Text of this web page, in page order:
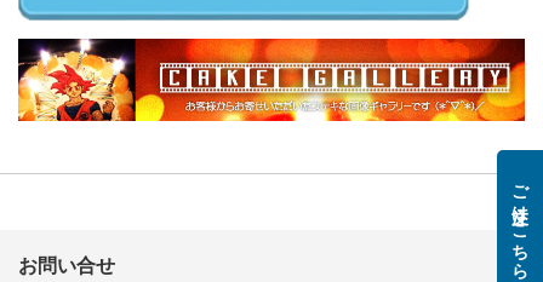
お問い合せ ご注文はこちら